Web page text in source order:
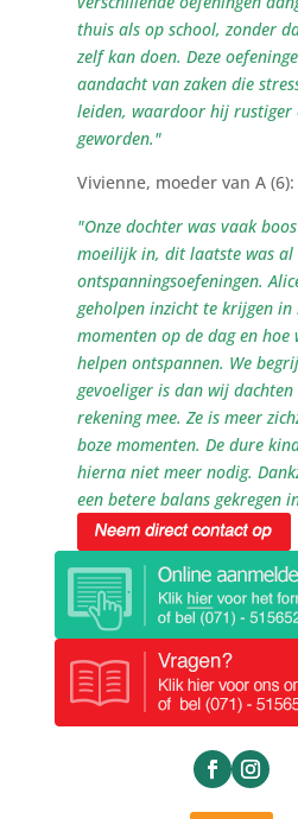
thuis als op school, zonder
zelf kan doen. Deze
aandacht van zaken die
leiden, waardoor hij rustiger
geworden."
Vivienne, moeder van A (6):
"Onze dochter was vaak
moeilijk in, dit laatste was al
ontspanningsoefeningen.
geholpen inzicht te krijgen
momenten op de dag en
helpen ontspannen. We
gevoeliger is dan wij
rekening mee. Ze is meer
boze momenten. De dure
hierna niet meer nodig.
een betere balans gekregen